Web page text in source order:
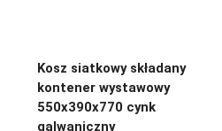
Kosz siatkowy składany
kontener wystawowy
550x390x770 cynk
galwaniczny